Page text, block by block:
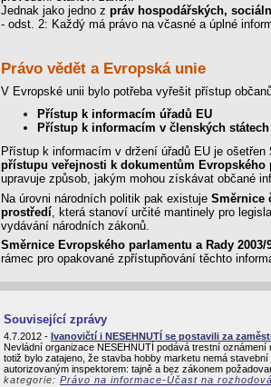
Jednak jako jedno z práv hospodářských,
- odst. 2: Každý má právo na včasné a úplné
Právo vědět a Evropská unie
V Evropské unii bylo potřeba vyřešit přístup
Přístup k informacím úřadů EU
Přístup k informacím v členských státech
Přístup k informacím v držení úřadů EU je ošetřen
přístupu veřejnosti k dokumentům
upravuje způsob, jakým mohou získávat občané
Na úrovni národních politik pak existuje Směrnice
prostředí , která stanoví určité mantinely pro
vydávání národních zákonů.
Směrnice Evropského parlamentu a Rady
rámec pro opakované zpřístupňování těchto
Související zprávy
4.7.2012 - Ivanovičtí i NESEHNUTÍ se postavili za
Nevládní organizace NESEHNUTÍ podává trestní
totiž bylo zatajeno, že stavba hobby marketu nemá
autorizovaným inspektorem: tajně a bez zákonem
kategorie: Právo na informace-Účast na